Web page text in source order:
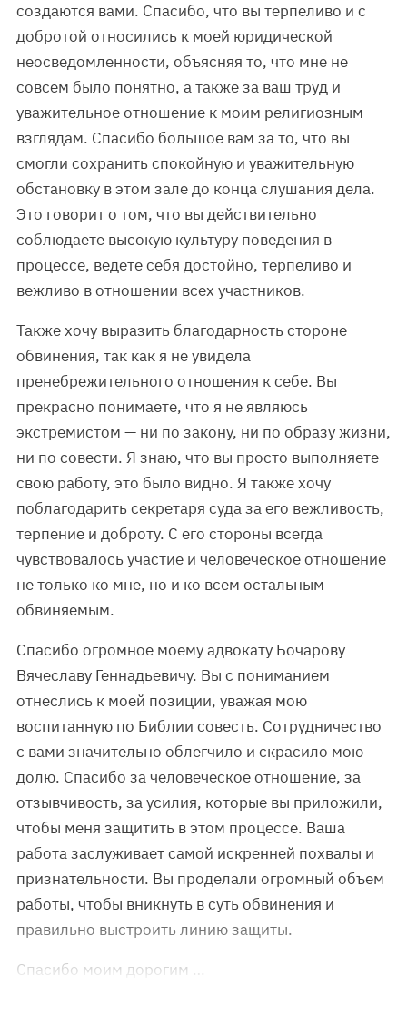
создаются вами. Спасибо, что вы терпеливо и с
добротой относились к моей юридической
неосведомленности, объясняя то, что мне не
совсем было понятно, а также за ваш труд и
уважительное отношение к моим религиозным
взглядам. Спасибо большое вам за то, что вы
смогли сохранить спокойную и уважительную
обстановку в этом зале до конца слушания дела.
Это говорит о том, что вы действительно
соблюдаете высокую культуру поведения в
процессе, ведете себя достойно, терпеливо и
вежливо в отношении всех участников.
Также хочу выразить благодарность стороне
обвинения, так как я не увидела
пренебрежительного отношения к себе. Вы
прекрасно понимаете, что я не являюсь
экстремистом — ни по закону, ни по образу жизни,
ни по совести. Я знаю, что вы просто выполняете
свою работу, это было видно. Я также хочу
поблагодарить секретаря суда за его вежливость,
терпение и доброту. С его стороны всегда
чувствовалось участие и человеческое отношение
не только ко мне, но и ко всем остальным
обвиняемым.
Спасибо огромное моему адвокату Бочарову
Вячеславу Геннадьевичу. Вы с пониманием
отнеслись к моей позиции, уважая мою
воспитанную по Библии совесть. Сотрудничество
с вами значительно облегчило и скрасило мою
долю. Спасибо за человеческое отношение, за
отзывчивость, за усилия, которые вы приложили,
чтобы меня защитить в этом процессе. Ваша
работа заслуживает самой искренней похвалы и
признательности. Вы проделали огромный объем
работы, чтобы вникнуть в суть обвинения и
правильно выстроить линию защиты.
Спасибо моим дорогим …